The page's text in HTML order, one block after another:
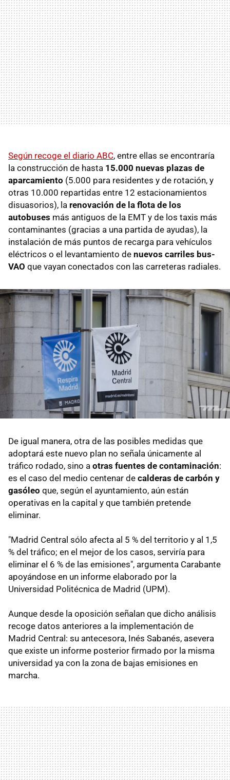
Según recoge el diario ABC, entre ellas se encontraría
la construcción de hasta 15.000 nuevas plazas de
aparcamiento (5.000 para residentes y de rotación, y
otras 10.000 repartidas entre 12 estacionamientos
disuasorios), la renovación de la flota de los
autobuses más antiguos de la EMT y de los taxis más
contaminantes (gracias a una partida de ayudas), la
instalación de más puntos de recarga para vehículos
eléctricos o el levantamiento de nuevos carriles bus-
VAO que vayan conectados con las carreteras radiales.
De igual manera, otra de las posibles medidas que
adoptará este nuevo plan no señala únicamente al
tráfico rodado, sino a otras fuentes de contaminación:
es el caso del medio centenar de calderas de carbón y
gasóleo que, según el ayuntamiento, aún están
operativas en la capital y que también pretende
eliminar.
"Madrid Central sólo afecta al 5 % del territorio y al 1,5
% del tráfico; en el mejor de los casos, serviría para
eliminar el 6 % de las emisiones", argumenta Carabante
apoyándose en un informe elaborado por la
Universidad Politécnica de Madrid (UPM).
Aunque desde la oposición señalan que dicho análisis
recoge datos anteriores a la implementación de
Madrid Central: su antecesora, Inés Sabanés, asevera
que existe un informe posterior firmado por la misma
universidad ya con la zona de bajas emisiones en
marcha.